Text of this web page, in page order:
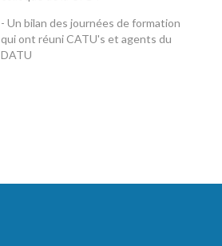
- Un bilan des journées de formation
qui ont réuni CATU's et agents du
DATU